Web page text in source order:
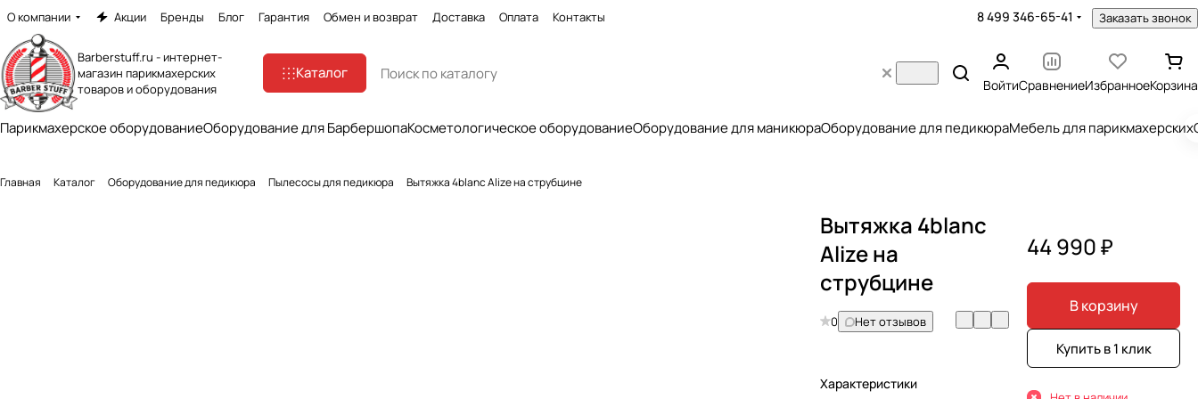
О компании Акции Бренды Блог Гарантия Обмен и возврат Доставка Оплата Контакты 8 499 346-65-41 Заказать звонок
Barberstuff.ru - интернет-
магазин парикмахерских
товаров и оборудования
Каталог
ВойтиСравнениеИзбранноеКорзина
Парикмахерское оборудованиеОборудование для БарбершопаКосметологическое оборудованиеОборудование для маникюраОборудование для педикюраМебель для парикмахерских
Главная Каталог Оборудование для педикюра Пылесосы для педикюра Вытяжка 4blanc Alize на струбцине
Вытяжка 4blanc
Alize на
струбцине
0 Нет отзывов
Характеристики
44 990 ₽
В корзину
Купить в 1 клик